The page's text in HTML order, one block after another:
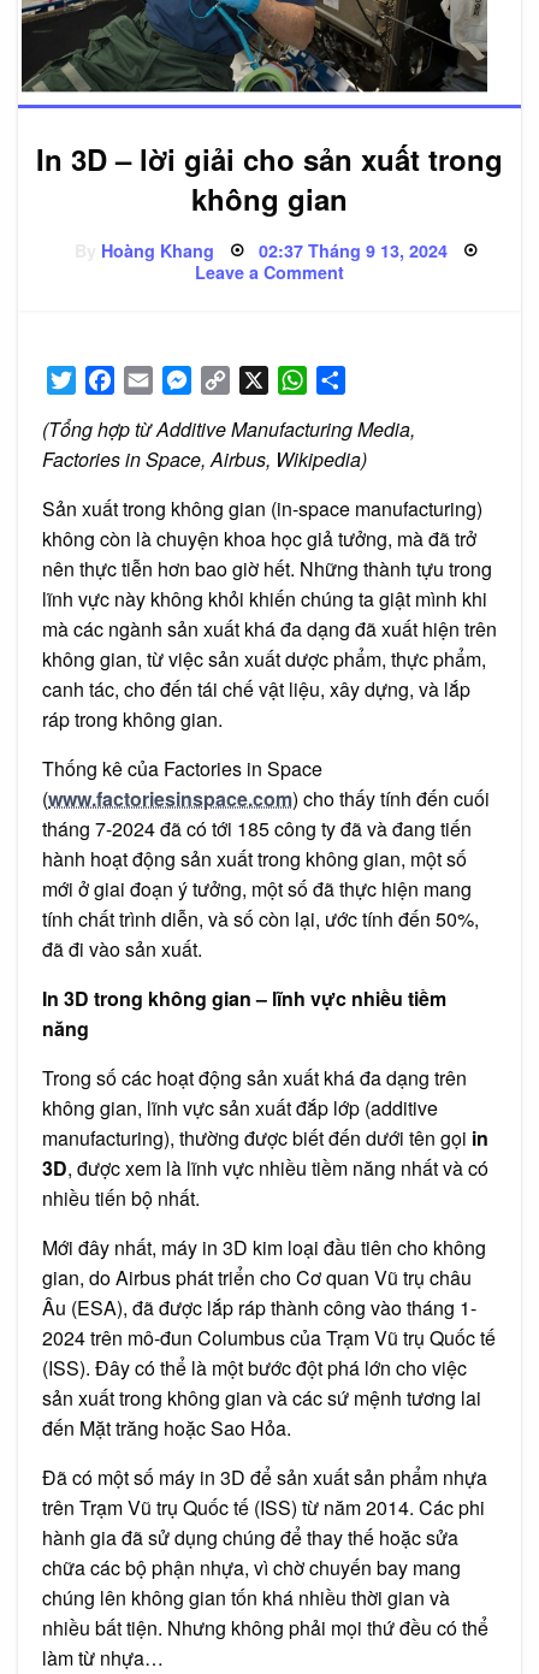
In 3D – lời giải cho sản xuất trong
không gian
Hoàng Khang Posted
on
02:37 Tháng 9 13, 2024
Leave a Commenton
cho
sản
trong
không
gian
TwitterFacebook
Email Messenger
Copy
WhatsApp
(Tổng hợp từ Additive Manufacturing Media,
Factories in Space, Airbus, Wikipedia)
Sản xuất trong không gian (in-space manufacturing)
không còn là chuyện khoa học giả tưởng, mà đã trở
nên thực tiễn hơn bao giờ hết. Những thành tựu trong
lĩnh vực này không khỏi khiến chúng ta giật mình khi
mà các ngành sản xuất khá đa dạng đã xuất hiện trên
không gian, từ việc sản xuất dược phẩm, thực phẩm,
canh tác, cho đến tái chế vật liệu, xây dựng, và lắp
ráp trong không gian.
Thống kê của Factories in Space
(www.factoriesinspace.com) cho thấy tính đến cuối
tháng 7-2024 đã có tới 185 công ty đã và đang tiến
hành hoạt động sản xuất trong không gian, một số
mới ở giai đoạn ý tưởng, một số đã thực hiện mang
tính chất trình diễn, và số còn lại, ước tính đến 50%,
đã đi vào sản xuất.
In 3D trong không gian – lĩnh vực nhiều tiềm
năng
Trong số các hoạt động sản xuất khá đa dạng trên
không gian, lĩnh vực sản xuất đắp lớp (additive
manufacturing), thường được biết đến dưới tên gọi in
3D, được xem là lĩnh vực nhiều tiềm năng nhất và có
nhiều tiến bộ nhất.
Mới đây nhất, máy in 3D kim loại đầu tiên cho không
gian, do Airbus phát triển cho Cơ quan Vũ trụ châu
Âu (ESA), đã được lắp ráp thành công vào tháng 1-
2024 trên mô-đun Columbus của Trạm Vũ trụ Quốc tế
(ISS). Đây có thể là một bước đột phá lớn cho việc
sản xuất trong không gian và các sứ mệnh tương lai
đến Mặt trăng hoặc Sao Hỏa.
Đã có một số máy in 3D để sản xuất sản phẩm nhựa
trên Trạm Vũ trụ Quốc tế (ISS) từ năm 2014. Các phi
hành gia đã sử dụng chúng để thay thế hoặc sửa
chữa các bộ phận nhựa, vì chờ chuyến bay mang
chúng lên không gian tốn khá nhiều thời gian và
nhiều bất tiện. Nhưng không phải mọi thứ đều có thể
làm từ nhựa…